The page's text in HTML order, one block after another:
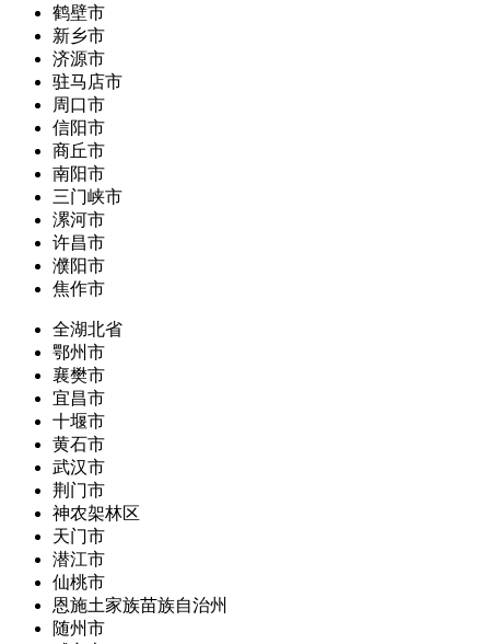
鹤壁市
新乡市
济源市
驻马店市
周口市
信阳市
商丘市
南阳市
三门峡市
漯河市
许昌市
濮阳市
焦作市
全湖北省
鄂州市
襄樊市
宜昌市
十堰市
黄石市
武汉市
荆门市
神农架林区
天门市
潜江市
仙桃市
恩施土家族苗族自治州
随州市